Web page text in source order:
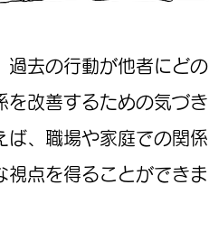
過去の行動が他者にどの
を改善するための気づき
ば、職場や家庭での関係
視点を得ることができま